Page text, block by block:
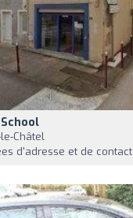
Châtel
d'adresse et de contact